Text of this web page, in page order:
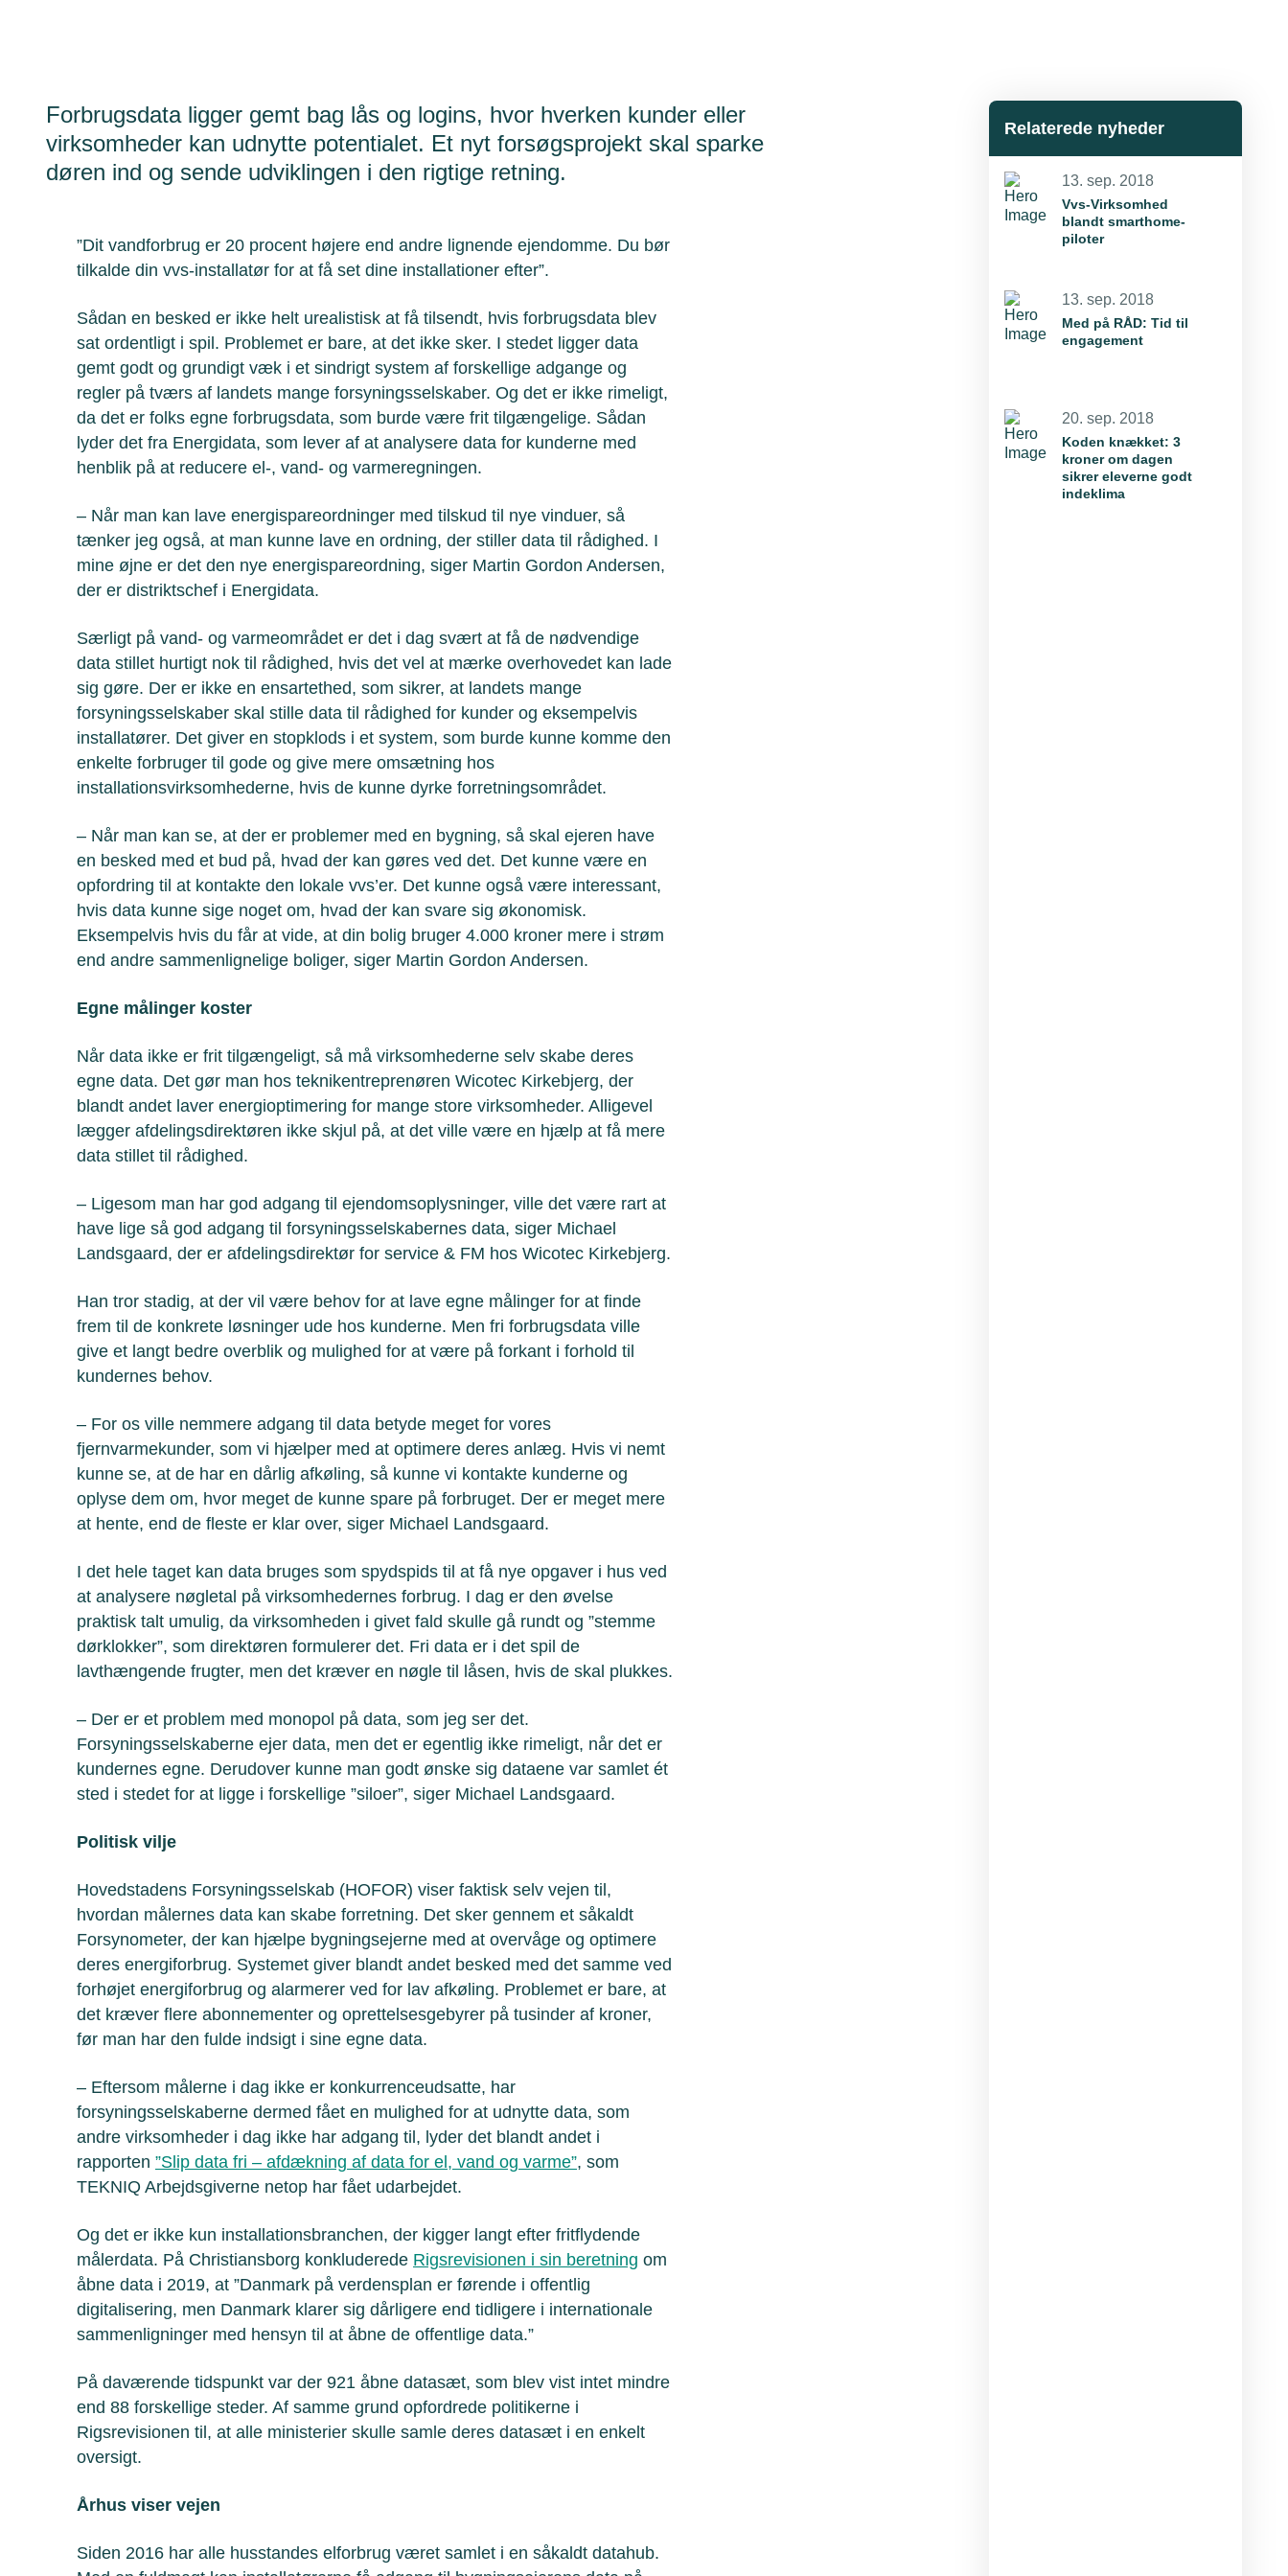
Forbrugsdata ligger gemt bag lås og logins, hvor hverken kunder eller
virksomheder kan udnytte potentialet. Et nyt forsøgsprojekt skal sparke
døren ind og sende udviklingen i den rigtige retning.
”Dit vandforbrug er 20 procent højere end andre lignende ejendomme. Du bør
tilkalde din vvs-installatør for at få set dine installationer efter”.
Sådan en besked er ikke helt urealistisk at få tilsendt, hvis forbrugsdata blev
sat ordentligt i spil. Problemet er bare, at det ikke sker. I stedet ligger data
gemt godt og grundigt væk i et sindrigt system af forskellige adgange og
regler på tværs af landets mange forsyningsselskaber. Og det er ikke rimeligt,
da det er folks egne forbrugsdata, som burde være frit tilgængelige. Sådan
lyder det fra Energidata, som lever af at analysere data for kunderne med
henblik på at reducere el-, vand- og varmeregningen.
– Når man kan lave energispareordninger med tilskud til nye vinduer, så
tænker jeg også, at man kunne lave en ordning, der stiller data til rådighed. I
mine øjne er det den nye energispareordning, siger Martin Gordon Andersen,
der er distriktschef i Energidata.
Særligt på vand- og varmeområdet er det i dag svært at få de nødvendige
data stillet hurtigt nok til rådighed, hvis det vel at mærke overhovedet kan lade
sig gøre. Der er ikke en ensartethed, som sikrer, at landets mange
forsyningsselskaber skal stille data til rådighed for kunder og eksempelvis
installatører. Det giver en stopklods i et system, som burde kunne komme den
enkelte forbruger til gode og give mere omsætning hos
installationsvirksomhederne, hvis de kunne dyrke forretningsområdet.
– Når man kan se, at der er problemer med en bygning, så skal ejeren have
en besked med et bud på, hvad der kan gøres ved det. Det kunne være en
opfordring til at kontakte den lokale vvs’er. Det kunne også være interessant,
hvis data kunne sige noget om, hvad der kan svare sig økonomisk.
Eksempelvis hvis du får at vide, at din bolig bruger 4.000 kroner mere i strøm
end andre sammenlignelige boliger, siger Martin Gordon Andersen.
Egne målinger koster
Når data ikke er frit tilgængeligt, så må virksomhederne selv skabe deres
egne data. Det gør man hos teknikentreprenøren Wicotec Kirkebjerg, der
blandt andet laver energioptimering for mange store virksomheder. Alligevel
lægger afdelingsdirektøren ikke skjul på, at det ville være en hjælp at få mere
data stillet til rådighed.
– Ligesom man har god adgang til ejendomsoplysninger, ville det være rart at
have lige så god adgang til forsyningsselskabernes data, siger Michael
Landsgaard, der er afdelingsdirektør for service & FM hos Wicotec Kirkebjerg.
Han tror stadig, at der vil være behov for at lave egne målinger for at finde
frem til de konkrete løsninger ude hos kunderne. Men fri forbrugsdata ville
give et langt bedre overblik og mulighed for at være på forkant i forhold til
kundernes behov.
– For os ville nemmere adgang til data betyde meget for vores
fjernvarmekunder, som vi hjælper med at optimere deres anlæg. Hvis vi nemt
kunne se, at de har en dårlig afkøling, så kunne vi kontakte kunderne og
oplyse dem om, hvor meget de kunne spare på forbruget. Der er meget mere
at hente, end de fleste er klar over, siger Michael Landsgaard.
I det hele taget kan data bruges som spydspids til at få nye opgaver i hus ved
at analysere nøgletal på virksomhedernes forbrug. I dag er den øvelse
praktisk talt umulig, da virksomheden i givet fald skulle gå rundt og ”stemme
dørklokker”, som direktøren formulerer det. Fri data er i det spil de
lavthængende frugter, men det kræver en nøgle til låsen, hvis de skal plukkes.
– Der er et problem med monopol på data, som jeg ser det.
Forsyningsselskaberne ejer data, men det er egentlig ikke rimeligt, når det er
kundernes egne. Derudover kunne man godt ønske sig dataene var samlet ét
sted i stedet for at ligge i forskellige ”siloer”, siger Michael Landsgaard.
Politisk vilje
Hovedstadens Forsyningsselskab (HOFOR) viser faktisk selv vejen til,
hvordan målernes data kan skabe forretning. Det sker gennem et såkaldt
Forsynometer, der kan hjælpe bygningsejerne med at overvåge og optimere
deres energiforbrug. Systemet giver blandt andet besked med det samme ved
forhøjet energiforbrug og alarmerer ved for lav afkøling. Problemet er bare, at
det kræver flere abonnementer og oprettelsesgebyrer på tusinder af kroner,
før man har den fulde indsigt i sine egne data.
– Eftersom målerne i dag ikke er konkurrenceudsatte, har
forsyningsselskaberne dermed fået en mulighed for at udnytte data, som
andre virksomheder i dag ikke har adgang til, lyder det blandt andet i
rapporten ”Slip data fri – afdækning af data for el, vand og varme”, som
TEKNIQ Arbejdsgiverne netop har fået udarbejdet.
Og det er ikke kun installationsbranchen, der kigger langt efter fritflydende
målerdata. På Christiansborg konkluderede Rigsrevisionen i sin beretning om
åbne data i 2019, at ”Danmark på verdensplan er førende i offentlig
digitalisering, men Danmark klarer sig dårligere end tidligere i internationale
sammenligninger med hensyn til at åbne de offentlige data.”
På daværende tidspunkt var der 921 åbne datasæt, som blev vist intet mindre
end 88 forskellige steder. Af samme grund opfordrede politikerne i
Rigsrevisionen til, at alle ministerier skulle samle deres datasæt i en enkelt
oversigt.
Århus viser vejen
Siden 2016 har alle husstandes elforbrug været samlet i en såkaldt datahub.
Relaterede nyheder
13. sep. 2018
Vvs-Virksomhed
blandt smarthome-
piloter
13. sep. 2018
Med på RÅD: Tid til
engagement
20. sep. 2018
Koden knækket: 3
kroner om dagen
sikrer eleverne godt
indeklima